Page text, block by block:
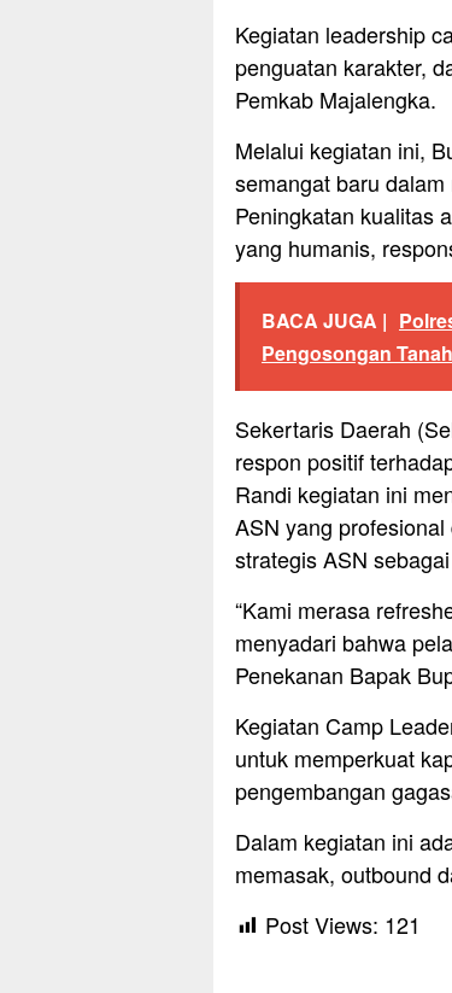
Kegiatan leadership
penguatan karakter,
Pemkab Majalengka.
Melalui kegiatan ini,
semangat baru
Peningkatan kualitas
yang humanis,
BACA JUGA |
Pengosongan
Sekertaris Daerah
respon positif
Randi kegiatan ini
ASN yang
strategis ASN
“Kami merasa
menyadari bahwa
Penekanan Bapak
Kegiatan Camp
untuk memperkuat
pengembangan
Dalam kegiatan ini
memasak, outbound
Post Views: 121